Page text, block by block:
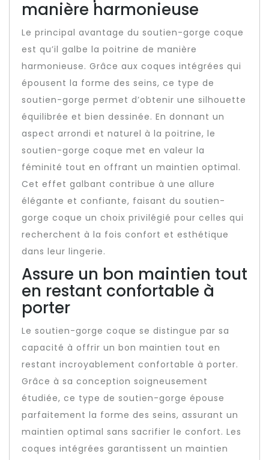
manière harmonieuse
Le principal avantage du soutien-gorge coque
est qu’il galbe la poitrine de manière
harmonieuse. Grâce aux coques intégrées qui
épousent la forme des seins, ce type de
soutien-gorge permet d’obtenir une silhouette
équilibrée et bien dessinée. En donnant un
aspect arrondi et naturel à la poitrine, le
soutien-gorge coque met en valeur la
féminité tout en offrant un maintien optimal.
Cet effet galbant contribue à une allure
élégante et confiante, faisant du soutien-
gorge coque un choix privilégié pour celles qui
recherchent à la fois confort et esthétique
dans leur lingerie.
Assure un bon maintien tout
en restant confortable à
porter
Le soutien-gorge coque se distingue par sa
capacité à offrir un bon maintien tout en
restant incroyablement confortable à porter.
Grâce à sa conception soigneusement
étudiée, ce type de soutien-gorge épouse
parfaitement la forme des seins, assurant un
maintien optimal sans sacrifier le confort. Les
coques intégrées garantissent un maintien